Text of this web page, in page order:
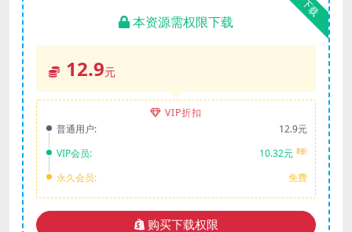
下载
本资源需权限下载
12.9元
VIP折扣
普通用户:
12.9元
VIP会员:
10.32元 8折
永久会员: 免费
购买下载权限